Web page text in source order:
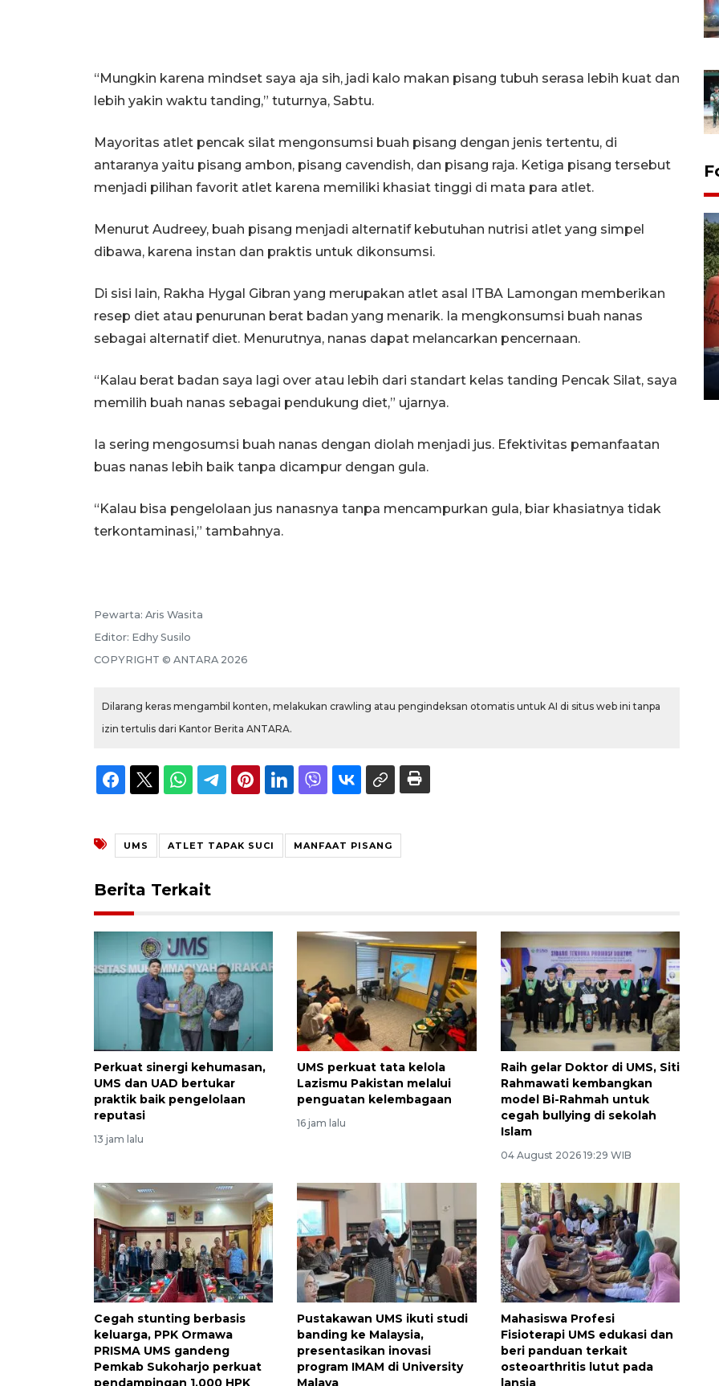
“Mungkin karena mindset saya aja sih, jadi kalo makan pisang tubuh serasa lebih kuat dan
lebih yakin waktu tanding,” tuturnya, Sabtu.
Mayoritas atlet pencak silat mengonsumsi buah pisang dengan jenis tertentu, di
antaranya yaitu pisang ambon, pisang cavendish, dan pisang raja. Ketiga pisang tersebut
menjadi pilihan favorit atlet karena memiliki khasiat tinggi di mata para atlet.
Menurut Audreey, buah pisang menjadi alternatif kebutuhan nutrisi atlet yang simpel
dibawa, karena instan dan praktis untuk dikonsumsi.
Di sisi lain, Rakha Hygal Gibran yang merupakan atlet asal ITBA Lamongan memberikan
resep diet atau penurunan berat badan yang menarik. Ia mengkonsumsi buah nanas
sebagai alternatif diet. Menurutnya, nanas dapat melancarkan pencernaan.
“Kalau berat badan saya lagi over atau lebih dari standart kelas tanding Pencak Silat, saya
memilih buah nanas sebagai pendukung diet,” ujarnya.
Ia sering mengosumsi buah nanas dengan diolah menjadi jus. Efektivitas pemanfaatan
buas nanas lebih baik tanpa dicampur dengan gula.
“Kalau bisa pengelolaan jus nanasnya tanpa mencampurkan gula, biar khasiatnya tidak
terkontaminasi,” tambahnya.
Pewarta: Aris Wasita
Editor: Edhy Susilo
COPYRIGHT © ANTARA 2026
Dilarang keras mengambil konten, melakukan crawling atau pengindeksan otomatis untuk AI di situs web ini tanpa
izin tertulis dari Kantor Berita ANTARA.
UMS ATLET TAPAK SUCI MANFAAT PISANG
Berita Terkait
Perkuat sinergi kehumasan,
UMS dan UAD bertukar
praktik baik pengelolaan
reputasi
13 jam lalu
UMS perkuat tata kelola
Lazismu Pakistan melalui
penguatan kelembagaan
16 jam lalu
Raih gelar Doktor di UMS, Siti
Rahmawati kembangkan
model Bi-Rahmah untuk
cegah bullying di sekolah
Islam
04 August 2026 19:29 WIB
Cegah stunting berbasis
keluarga, PPK Ormawa
PRISMA UMS gandeng
Pemkab Sukoharjo perkuat
pendampingan 1.000 HPK
Pustakawan UMS ikuti studi
banding ke Malaysia,
presentasikan inovasi
program IMAM di University
Malaya
Mahasiswa Profesi
Fisioterapi UMS edukasi dan
beri panduan terkait
osteoarthritis lutut pada
lansia
Kemarau memuncak, air
Waduk Delingan Karanganyar
27 July 2026 20:07 WIB